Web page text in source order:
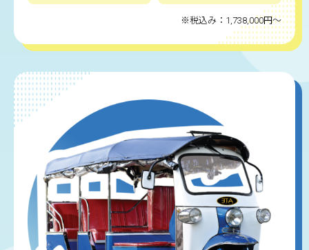
※税込み：1,738,000円～